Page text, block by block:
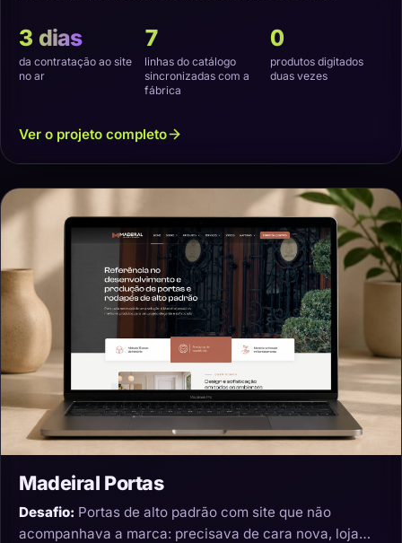
3 dias
da contratação ao site
no ar
7
linhas do catálogo
sincronizadas com a
fábrica
0
produtos digitados
duas vezes
Ver o projeto completo
Madeiral Portas
Desafio: Portas de alto padrão com site que não
acompanhava a marca: precisava de cara nova, loja